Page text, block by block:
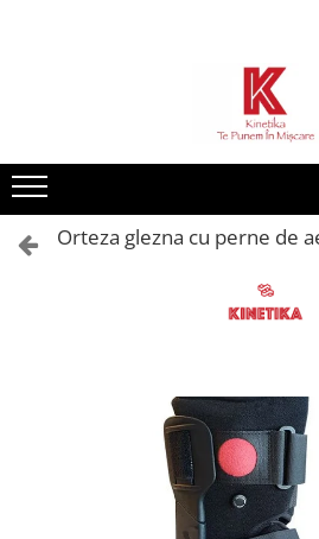
Dispozitive de mers
Scaune cu rotile
Orteze
Investigare si diagnostic
Orteza glezna cu perne de